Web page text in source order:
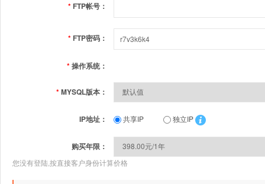
* FTP帐号：
* FTP密码：
*操作系统：
*MYSQL版本：
IP地址： 共享IP 独立IP
购买年限：
您没有登陆,按直接客户身份计算价格